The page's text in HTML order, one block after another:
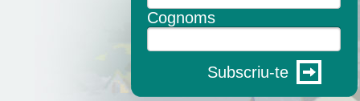
Cognoms
Subscriu-te